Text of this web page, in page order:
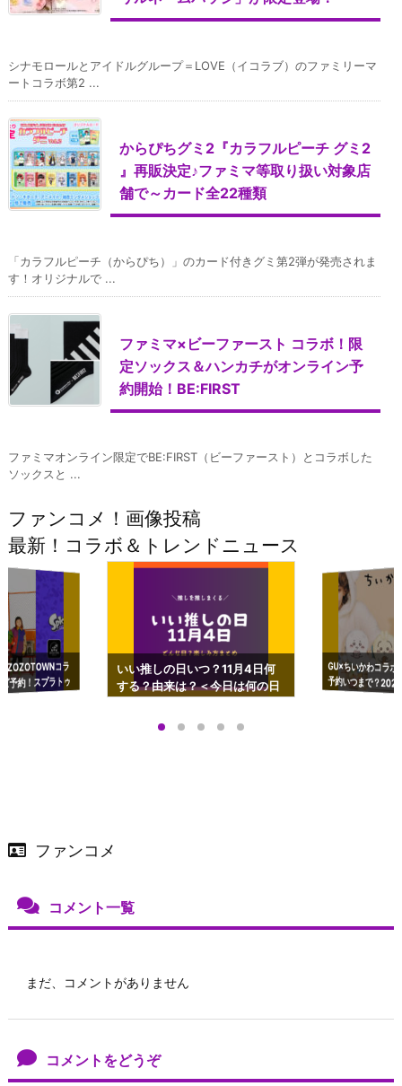
シナモロールとアイドルグループ＝LOVE（イコラブ）のファミリーマ
ートコラボ第2 ...
からぴちグミ2『カラフルピーチ グミ2
』再販決定♪ファミマ等取り扱い対象店
舗で～カード全22種類
「カラフルピーチ（からぴち）」のカード付きグミ第2弾が発売されま
す！オリジナルで ...
ファミマ×ビーファースト コラボ！限
定ソックス＆ハンカチがオンライン予
約開始！BE:FIRST
ファミマオンライン限定でBE:FIRST（ビーファースト）とコラボした
ソックスと ...
ファンコメ！画像投稿
最新！コラボ＆トレンドニュース
コラ
予約！スプラトゥ
ップも渋谷Hz
いい推しの日いつ？11月4日何
する？由来は？＜今日は何の日
＞
GU×ちいかわコラ
予約いつまで？
ーチやショルダー
ファンコメ
コメント一覧
まだ、コメントがありません
コメントをどうぞ